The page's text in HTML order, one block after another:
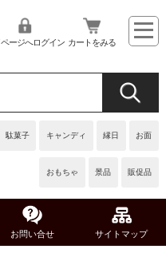
駄菓子 キャンディ 縁日 お面
おもちゃ 景品 販促品
ージへログイン カートをみる
お問い合せ サイトマップ